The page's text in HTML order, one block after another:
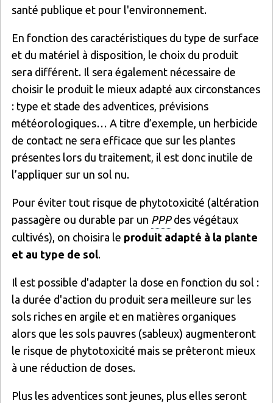
santé publique et pour l'environnement.
En fonction des caractéristiques du type de surface
et du matériel à disposition, le choix du produit
sera différent. Il sera également nécessaire de
choisir le produit le mieux adapté aux circonstances
: type et stade des adventices, prévisions
météorologiques… A titre d’exemple, un herbicide
de contact ne sera efficace que sur les plantes
présentes lors du traitement, il est donc inutile de
l’appliquer sur un sol nu.
Pour éviter tout risque de phytotoxicité (altération
passagère ou durable par un PPPdes végétaux
cultivés), on choisira le produit adapté à la plante
et au type de sol.
Il est possible d'adapter la dose en fonction du sol :
la durée d'action du produit sera meilleure sur les
sols riches en argile et en matières organiques
alors que les sols pauvres (sableux) augmenteront
le risque de phytotoxicité mais se prêteront mieux
à une réduction de doses.
Plus les adventices sont jeunes, plus elles seront